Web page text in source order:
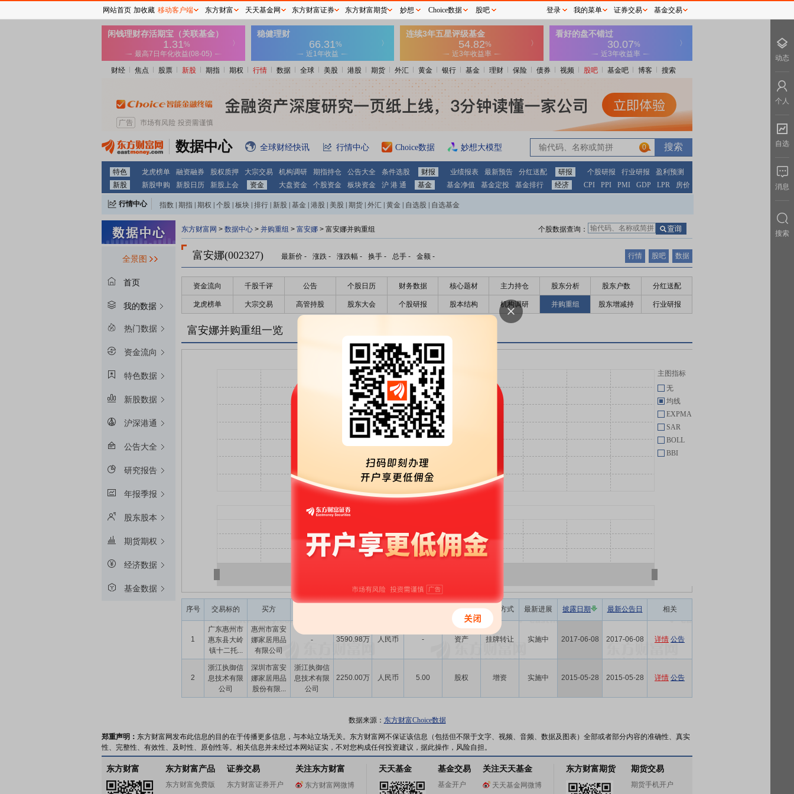
财经 焦点 股票 新股 期指 期权 行情 数据 全球 美股 港股 期货 外汇 黄金 银行 基金 理财 保险 债券 视频 股吧 基金吧 博客 搜索
数据中心 全球财经快讯 行情中心 Choice数据 妙想大模型 0
特色 龙虎榜单 融资融券 股权质押 大宗交易 机构调研 期指持仓 公告大全 条件选股 财报 业绩报表 最新预告 分红送配 研报 个股研报 行业研报
盈利预测
新股
新股申购 新股日历 新股上会 资金 大盘资金 个股资金 板块资金 沪 港 通 基金 基金净值 基金定投 基金排行 经济 CPI PPI PMI GDP LPR 房价
行情中心 指数 期指 期权 个股 板块 排行 新股 基金 港股 美股 期货 外汇 黄金 自选股 自选基金
全景图
首页
我的数据
热门数据
资金流向
特色数据
新股数据
沪深港通
公告大全
研究报告
年报季报
股东股本
期货期权
经济数据
基金数据
东方财富网 > 数据中心 > 并购重组 > 富安娜 > 富安娜并购重组 个股数据查询：
富安娜(002327) 最新价 - 涨跌 - 涨跌幅 - 换手 - 总手 - 金额 - 行情 股吧 数据
资金流向 千股千评 公告 个股日历 财务数据 核心题材 主力持仓 股东分析 股东户数 分红送配
龙虎榜单 大宗交易 高管持股 股东大会 个股研报 股本结构 机构调研 并购重组 股东增减持 行业研报
富安娜并购重组一览
主图指标
无
均线
EXPMA
SAR
BOLL
BBI
序号 交易标的 买方
交易金额
股权转让
标的类型 并购方式 最新进展 披露日期 最新公告日 相关
1
广东惠州市
惠东县大岭
镇十二托...
惠州市富安
娜家居用品
有限公司
- 3590.98万 人民币 - 资产 挂牌转让 实施中 2017-06-08 2017-06-08 详情 公告
2
浙江执御信
息技术有限
公司
深圳市富安
娜家居用品
股份有限...
浙江执御信
息技术有限
公司
2250.00万 人民币 5.00 股权 增资 实施中 2015-05-28 2015-05-28 详情 公告
数据来源： 东方财富Choice数据
郑重声明： 东方财富网发布此信息的目的在于传播更多信息，与本站立场无关。东方财富网不保证该信息（包括但不限于文字、视频、音频、数据及图表）全部或者部分内容的准确性、真实
性、完整性、有效性、及时性、原创性等。相关信息并未经过本网站证实，不对您构成任何投资建议，据此操作，风险自担。
东方财富 东方财富产品
东方财富免费版
证券交易
东方财富证券开户
关注东方财富
东方财富网微博
天天基金 基金交易
基金开户
关注天天基金
天天基金网微博
东方财富期货 期货交易
期货手机开户
网站首页 加收藏 移动客户端 东方财富 天天基金网 东方财富证券 东方财富期货 妙想 Choice数据 股吧 登录 我的菜单 证券交易 基金交易
动态
个人
自选
消息
搜索